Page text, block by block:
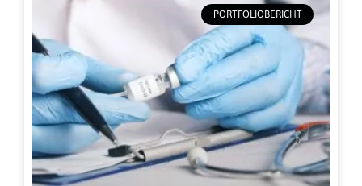
PORTFOLIOBERICHT